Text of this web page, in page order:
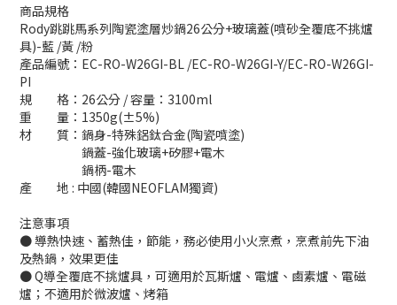
商品規格
Rody跳跳馬系列陶瓷塗層炒鍋26公分+玻璃蓋(噴砂全覆底不挑爐
具)-藍 /黃 /粉
產品編號：EC-RO-W26GI-BL /EC-RO-W26GI-Y/EC-RO-W26GI-
PI
規 格：26公分 / 容量：3100ml
重 量：1350g(±5%)
材 質：鍋身-特殊鋁鈦合金(陶瓷噴塗)
鍋蓋-強化玻璃+矽膠+電木
鍋柄-電木
產 地 : 中國(韓國NEOFLAM獨資)
注意事項
● 導熱快速、蓄熱佳，節能，務必使用小火烹煮，烹煮前先下油
及熱鍋，效果更佳
●Q導全覆底不挑爐具 ，可適用於瓦斯爐、電爐、鹵素爐、電磁
爐；不適用於微波爐、烤箱
立即購買